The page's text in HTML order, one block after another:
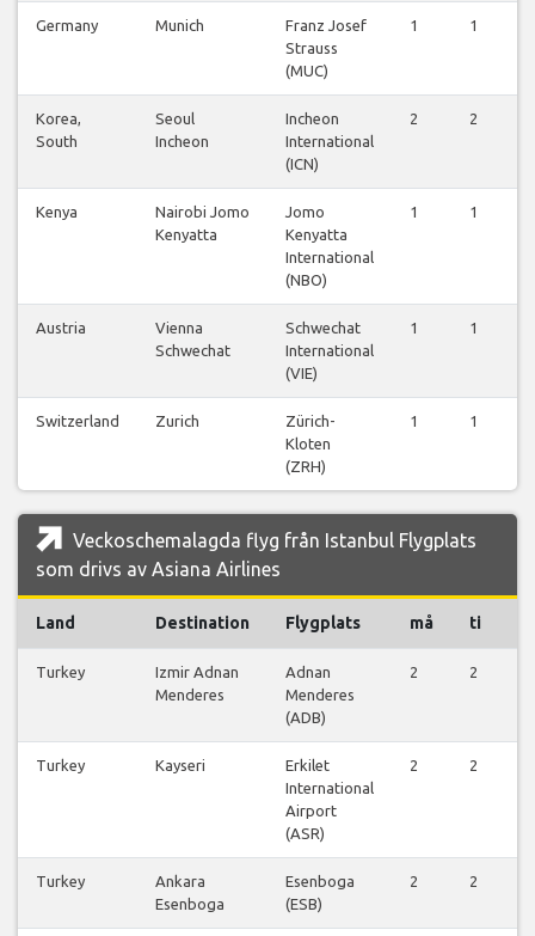
Germany Munich
Franz Josef
Strauss
(MUC)
1 1
Korea,
South
Seoul
Incheon
Incheon
International
(ICN)
2 2
Kenya
Nairobi Jomo
Kenyatta
Jomo
Kenyatta
International
(NBO)
1 1
Austria
Vienna
Schwechat
Schwechat
International
(VIE)
1 1
Switzerland Zurich
Zürich-
Kloten
(ZRH)
1 1
Veckoschemalagda flyg från Istanbul Flygplats
som drivs av Asiana Airlines
Land Destination Flygplats må ti
Turkey
Izmir Adnan
Menderes
Adnan
Menderes
(ADB)
2 2
Turkey Kayseri
Erkilet
International
Airport
(ASR)
2 2
Turkey
Ankara
Esenboga
Esenboga
(ESB)
2 2